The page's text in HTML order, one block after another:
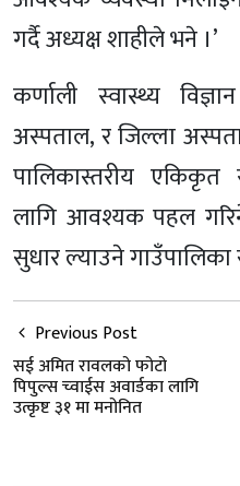
गर्दै अध्यक्ष शाहीले भने ।’
कर्णाली स्वास्थ्य
अस्पताल, र जिल्ला
पालिकास्तरीय एकिकृत
लागि आवश्यक पहल
सुधार ल्याउने गाउँपालिका
Previous Post
सई अमित रावलको फोटो
पिपुल्स च्वाईस अवार्डका लागि
उत्कृष्ट ३१ मा मनोनित